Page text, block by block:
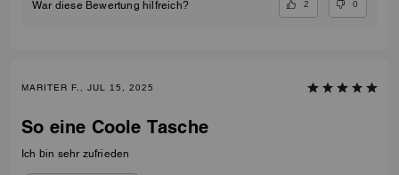
War diese Bewertung hilfreich? 2 0
MARITER F., JUL 15, 2025
So eine Coole Tasche
Ich bin sehr zufrieden